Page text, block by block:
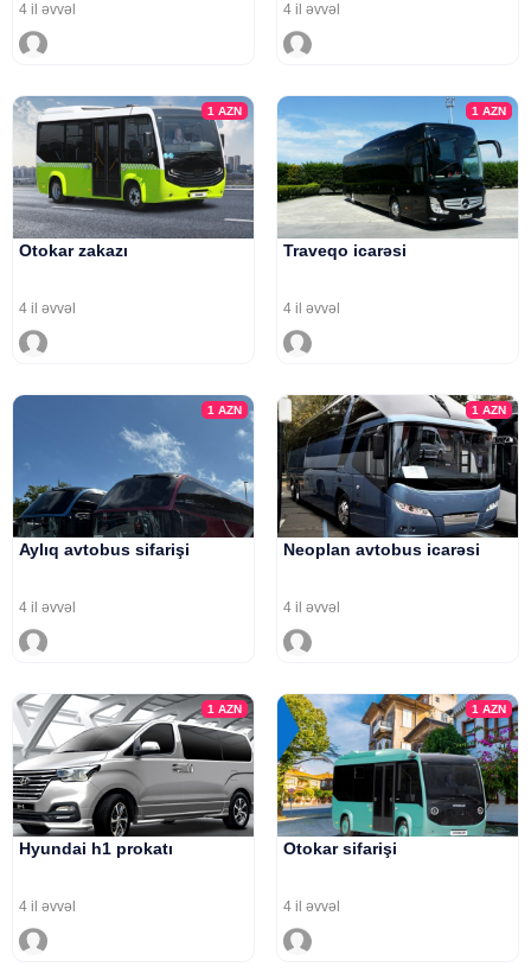
4 il əvvəl 4 il əvvəl
1AZN
Otokar zakazı
4 il əvvəl
1 AZN
Traveqo icarəsi
4 il əvvəl
1AZN
Aylıq avtobus sifarişi
4 il əvvəl
1 AZN
Neoplan avtobus icarəsi
4 il əvvəl
1AZN
Hyundai h1 prokatı
4 il əvvəl
1 AZN
Otokar sifarişi
4 il əvvəl